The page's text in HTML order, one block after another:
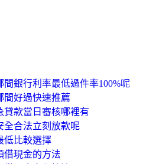
間銀行利率最低過件率100%呢
間好過快速推薦
貸款當日審核哪裡有
全合法立刻放款呢
低比較選擇
借現金的方法